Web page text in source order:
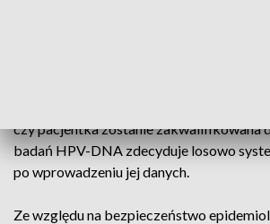
czy pacjentka zostanie zakwalifikowana
badań HPV-DNA zdecyduje losowo
po wprowadzeniu jej danych.
Ze względu na bezpieczeństwo